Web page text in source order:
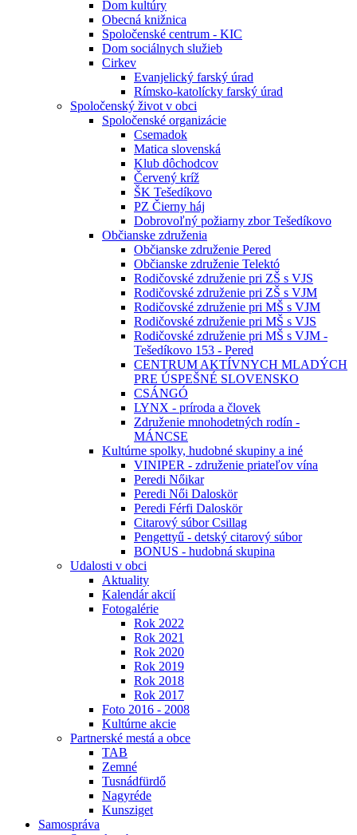
Dom kultúry
Obecná knižnica
Spoločenské centrum - KIC
Dom sociálnych služieb
Cirkev
Evanjelický farský úrad
Rímsko-katolícky farský úrad
Spoločenský život v obci
Spoločenské organizácie
Csemadok
Matica slovenská
Klub dôchodcov
Červený kríž
ŠK Tešedíkovo
PZ Čierny háj
Dobrovoľný požiarny zbor Tešedíkovo
Občianske združenia
Občianske združenie Pered
Občianske združenie Telektó
Rodičovské združenie pri ZŠ s VJS
Rodičovské združenie pri ZŠ s VJM
Rodičovské združenie pri MŠ s VJM
Rodičovské združenie pri MŠ s VJS
Rodičovské združenie pri MŠ s VJM -
Tešedíkovo 153 - Pered
CENTRUM AKTÍVNYCH MLADÝCH
PRE ÚSPEŠNÉ SLOVENSKO
CSÁNGÓ
LYNX - príroda a človek
Združenie mnohodetných rodín -
MÁNCSE
Kultúrne spolky, hudobné skupiny a iné
VINIPER - združenie priateľov vína
Peredi Nőikar
Peredi Női Daloskör
Peredi Férfi Daloskör
Citarový súbor Csillag
Pengettyű - detský citarový súbor
BONUS - hudobná skupina
Udalosti v obci
Aktuality
Kalendár akcií
Fotogalérie
Rok 2022
Rok 2021
Rok 2020
Rok 2019
Rok 2018
Rok 2017
Foto 2016 - 2008
Kultúrne akcie
Partnerské mestá a obce
TAB
Zemné
Tusnádfürdő
Nagyréde
Kunsziget
Samospráva